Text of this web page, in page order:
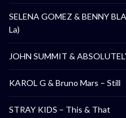
SELENA GOMEZ & BENNY
La)
JOHN SUMMIT &
KAROL G & Bruno Mars – Still
STRAY KIDS – This & That